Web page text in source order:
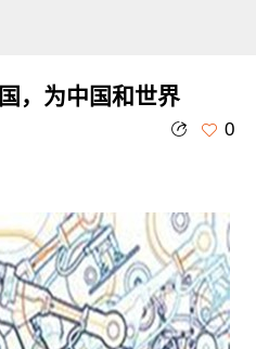
，为中国和世界
0